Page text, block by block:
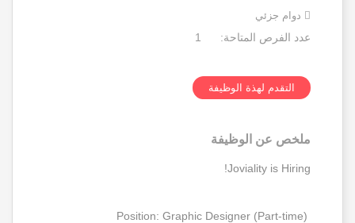
دوام جزئي
عدد الفرص المتاحة: 1
التقدم لهذة الوظيفة
ملخص عن الوظيفة
Joviality is Hiring!